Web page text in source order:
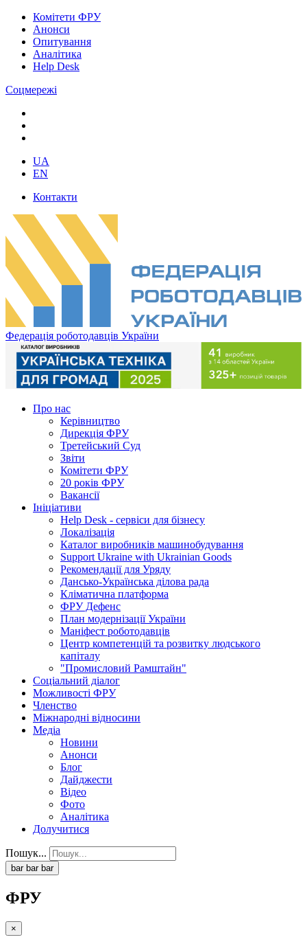
Комітети ФРУ
Анонси
Опитування
Аналітика
Help Desk
Соцмережі
UA
EN
Контакти
Федерація роботодавців України
Про нас
Керівництво
Дирекція ФРУ
Третейський Суд
Звіти
Комітети ФРУ
20 років ФРУ
Вакансії
Ініціативи
Help Desk - сервіси для бізнесу
Локалізація
Каталог виробників машинобудування
Support Ukraine with Ukrainian Goods
Рекомендації для Уряду
Дансько-Українська ділова рада
Кліматична платформа
ФРУ Дефенс
План модернізації України
Маніфест роботодавців
Центр компетенцій та розвитку людського
капіталу
"Промисловий Рамштайн"
Соціальний діалог
Можливості ФРУ
Членство
Міжнародні відносини
Медіа
Новини
Анонси
Блог
Дайджести
Відео
Фото
Аналітика
Долучитися
Пошук...
bar bar bar
ФРУ
×